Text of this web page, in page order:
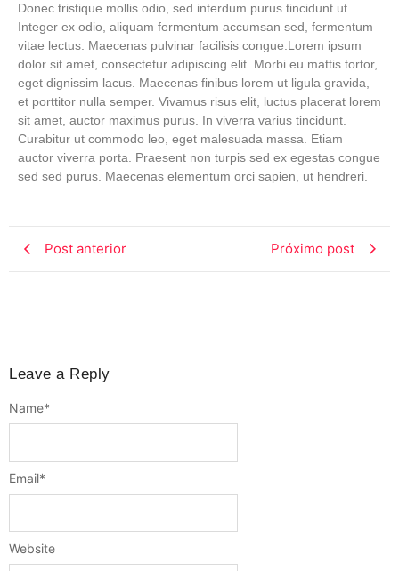
Donec tristique mollis odio, sed interdum purus tincidunt ut.
Integer ex odio, aliquam fermentum accumsan sed, fermentum
vitae lectus. Maecenas pulvinar facilisis congue.Lorem ipsum
dolor sit amet, consectetur adipiscing elit. Morbi eu mattis tortor,
eget dignissim lacus. Maecenas finibus lorem ut ligula gravida,
et porttitor nulla semper. Vivamus risus elit, luctus placerat lorem
sit amet, auctor maximus purus. In viverra varius tincidunt.
Curabitur ut commodo leo, eget malesuada massa. Etiam
auctor viverra porta. Praesent non turpis sed ex egestas congue
sed sed purus. Maecenas elementum orci sapien, ut hendreri.
Post anterior Próximo post
Leave a Reply
Name*
Email*
Website